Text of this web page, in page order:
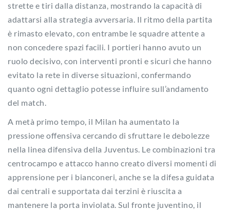
strette e tiri dalla distanza, mostrando la capacità di
adattarsi alla strategia avversaria. Il ritmo della partita
è rimasto elevato, con entrambe le squadre attente a
non concedere spazi facili. I portieri hanno avuto un
ruolo decisivo, con interventi pronti e sicuri che hanno
evitato la rete in diverse situazioni, confermando
quanto ogni dettaglio potesse influire sull’andamento
del match.
A metà primo tempo, il Milan ha aumentato la
pressione offensiva cercando di sfruttare le debolezze
nella linea difensiva della Juventus. Le combinazioni tra
centrocampo e attacco hanno creato diversi momenti di
apprensione per i bianconeri, anche se la difesa guidata
dai centrali e supportata dai terzini è riuscita a
mantenere la porta inviolata. Sul fronte juventino, il